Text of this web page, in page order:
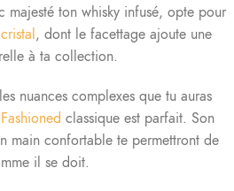
majesté ton whisky infusé, opte pour
, dont le facettage ajoute une
à ta collection.
nuances complexes que tu auras
classique est parfait. Son
main confortable te permettront de
il se doit.